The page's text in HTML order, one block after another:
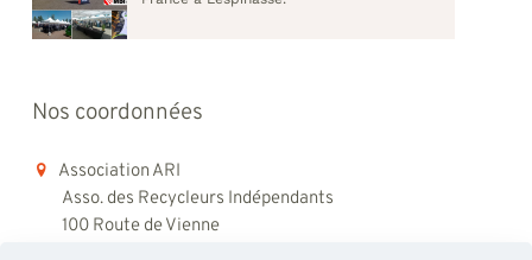
Nos coordonnées
Association ARI
Asso. des Recycleurs Indépendants
100 Route de Vienne